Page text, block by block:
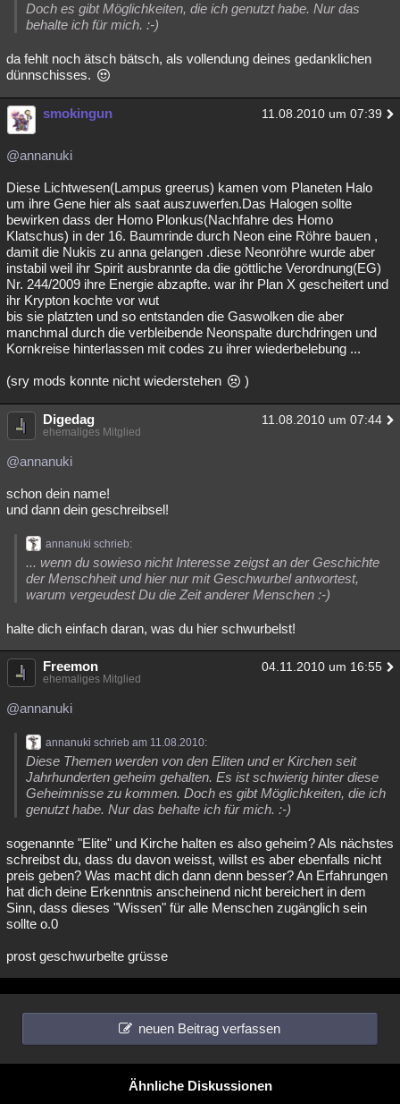
Doch es gibt Möglichkeiten, die ich genutzt habe. Nur das
behalte ich für mich. :-)
da fehlt noch ätsch bätsch, als vollendung deines gedanklichen
dünnschisses.
smokingun 11.08.2010 um 07:39
@annanuki
Diese Lichtwesen(Lampus greerus) kamen vom Planeten Halo
um ihre Gene hier als saat auszuwerfen.Das Halogen sollte
bewirken dass der Homo Plonkus(Nachfahre des Homo
Klatschus) in der 16. Baumrinde durch Neon eine Röhre bauen ,
damit die Nukis zu anna gelangen .diese Neonröhre wurde aber
instabil weil ihr Spirit ausbrannte da die göttliche Verordnung(EG)
Nr. 244/2009 ihre Energie abzapfte. war ihr Plan X gescheitert und
ihr Krypton kochte vor wut
bis sie platzten und so entstanden die Gaswolken die aber
manchmal durch die verbleibende Neonspalte durchdringen und
Kornkreise hinterlassen mit codes zu ihrer wiederbelebung ...
(sry mods konnte nicht wiederstehen )
Digedag 11.08.2010 um 07:44
ehemaliges Mitglied
@annanuki
schon dein name!
und dann dein geschreibsel!
annanuki schrieb:
... wenn du sowieso nicht Interesse zeigst an der Geschichte
der Menschheit und hier nur mit Geschwurbel antwortest,
warum vergeudest Du die Zeit anderer Menschen :-)
halte dich einfach daran, was du hier schwurbelst!
Freemon 04.11.2010 um 16:55
ehemaliges Mitglied
@annanuki
annanuki schrieb am 11.08.2010:
Diese Themen werden von den Eliten und er Kirchen seit
Jahrhunderten geheim gehalten. Es ist schwierig hinter diese
Geheimnisse zu kommen. Doch es gibt Möglichkeiten, die ich
genutzt habe. Nur das behalte ich für mich. :-)
sogenannte "Elite" und Kirche halten es also geheim? Als nächstes
schreibst du, dass du davon weisst, willst es aber ebenfalls nicht
preis geben? Was macht dich dann denn besser? An Erfahrungen
hat dich deine Erkenntnis anscheinend nicht bereichert in dem
Sinn, dass dieses "Wissen" für alle Menschen zugänglich sein
sollte o.0
prost geschwurbelte grüsse
neuen Beitrag verfassen
Ähnliche Diskussionen